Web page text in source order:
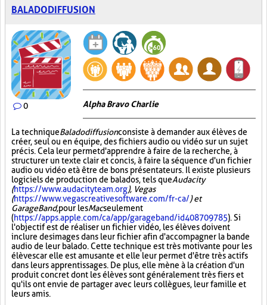
BALADODIFFUSION
0 Alpha Bravo Charlie
La techniqueBaladodiffusionconsiste à demander aux élèves de
créer, seul ou en équipe, des fichiers audio ou vidéo sur un sujet
précis. Cela leur permet d'apprendre à faire de la recherche, à
structurer un texte clair et concis, à faire la séquence d'un fichier
audio ou vidéo et à être de bons présentateurs. Il existe plusieurs
logiciels de production de balados, tels queAudacity
(https://www.audacityteam.org), Vegas
(https://www.vegascreativesoftware.com/fr-ca/) et
GarageBand,pour lesMacseulement
(https://apps.apple.com/ca/app/garageband/id408709785). Si
l'objectif est de réaliser un fichier vidéo, les élèves doivent
inclure des images dans leur fichier afin d'accompagner la bande
audio de leur balado. Cette technique est très motivante pour les
élèves car elle est amusante et elle leur permet d'être très actifs
dans leurs apprentissages. De plus, elle mène à la création d'un
produit concret dont les élèves sont généralement très fiers et
qu'ils ont envie de partager avec leurs collègues, leur famille et
leurs amis.